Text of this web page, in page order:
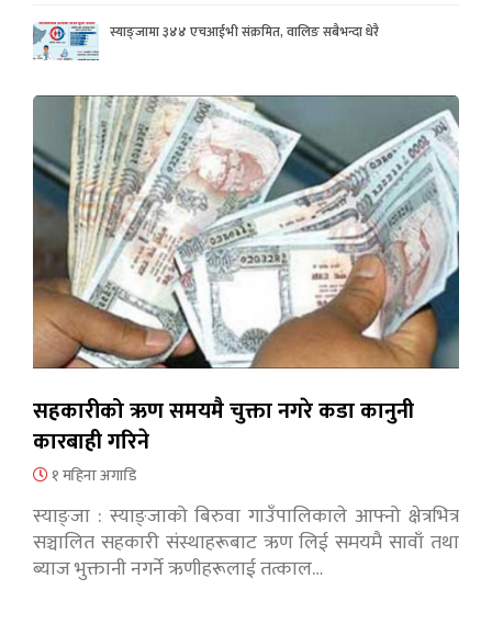
स्याङ्जामा ३४४ एचआईभी संक्रमित, वालिङ सबैभन्दा धेरै
सहकारीको ऋण समयमै चुक्ता नगरे कडा कानुनी
कारबाही गरिने
१ महिना अगाडि
स्याङ्जा : स्याङ्जाको बिरुवा गाउँपालिकाले आफ्नो क्षेत्रभित्र
सञ्चालित सहकारी संस्थाहरूबाट ऋण लिई समयमै सावाँ तथा
ब्याज भुक्तानी नगर्ने ऋणीहरूलाई तत्काल…